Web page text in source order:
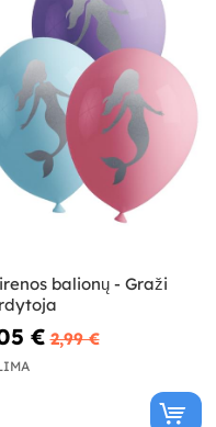
balionų - Graži
€ 2,99 €